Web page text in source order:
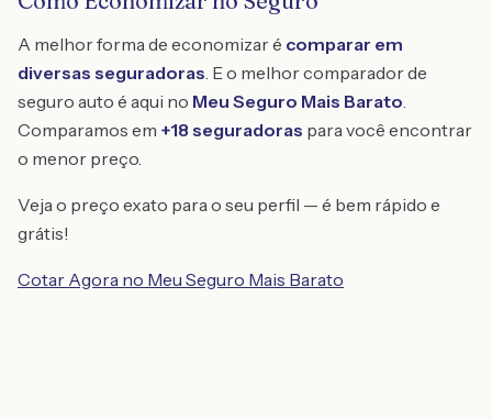
A melhor forma de economizar é comparar em
diversas seguradoras. E o melhor comparador de
seguro auto é aqui no Meu Seguro Mais Barato.
Comparamos em +18 seguradoras para você encontrar
o menor preço.
Veja o preço exato para o seu perfil — é bem rápido e
grátis!
Cotar Agora no Meu Seguro Mais Barato